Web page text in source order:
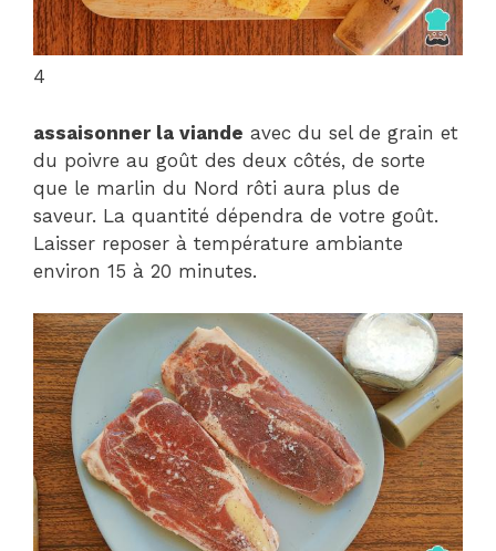
4
assaisonner la viande avec du sel de grain et
du poivre au goût des deux côtés, de sorte
que le marlin du Nord rôti aura plus de
saveur. La quantité dépendra de votre goût.
Laisser reposer à température ambiante
environ 15 à 20 minutes.